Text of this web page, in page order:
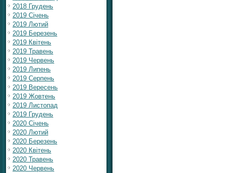
2018 Грудень
2019 Січень
2019 Лютий
2019 Березень
2019 Квітень
2019 Травень
2019 Червень
2019 Липень
2019 Серпень
2019 Вересень
2019 Жовтень
2019 Листопад
2019 Грудень
2020 Січень
2020 Лютий
2020 Березень
2020 Квітень
2020 Травень
2020 Червень